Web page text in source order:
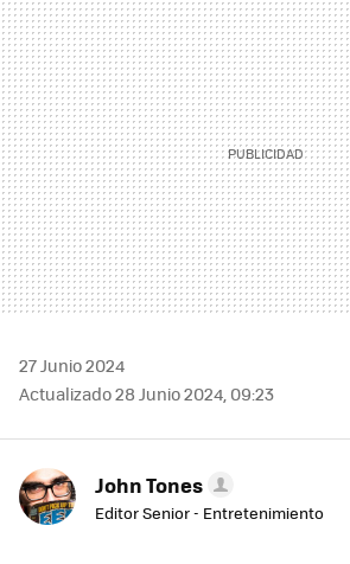
MAIL
27 Junio 2024
Actualizado 28 Junio 2024, 09:23
John Tones
Editor Senior - Entretenimiento